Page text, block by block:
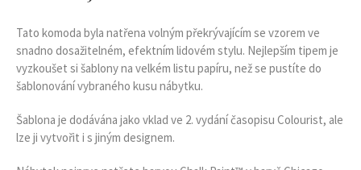
Tato komoda byla natřena volným překrývajícím se vzorem ve
snadno dosažitelném, efektním lidovém stylu. Nejlepším tipem je
vyzkoušet si šablony na velkém listu papíru, než se pustíte do
šablonování vybraného kusu nábytku.
Šablona je dodávána jako vklad ve 2. vydání časopisu Colourist, ale
lze ji vytvořit i s jiným designem.